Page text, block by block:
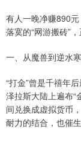
有人一晚净赚890
落寞的“网游搬砖”
一、从魔兽到逆水
“打金”曾是千禧年
泽拉斯大陆上遍布“
间兑换成虚拟货币
耐力的结合，也催